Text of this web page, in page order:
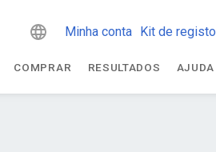
Minha conta Kit de registo
COMPRAR RESULTADOS AJUDA